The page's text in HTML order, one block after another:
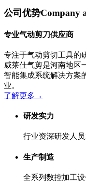
公司优势Company
专业气动剪刀供应商
专注于气动剪切工具的
威莱仕气剪是河南地区
智能集成系统解决方案
业。
了解更多 →
研发实力
行业资深研发人
生产制造
全系列数控加工